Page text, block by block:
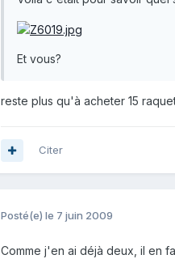
Et vous?
reste plus qu'à acheter 15
Citer
Posté(e) le 7 juin 2009
Comme j'en ai déjà deux, il en